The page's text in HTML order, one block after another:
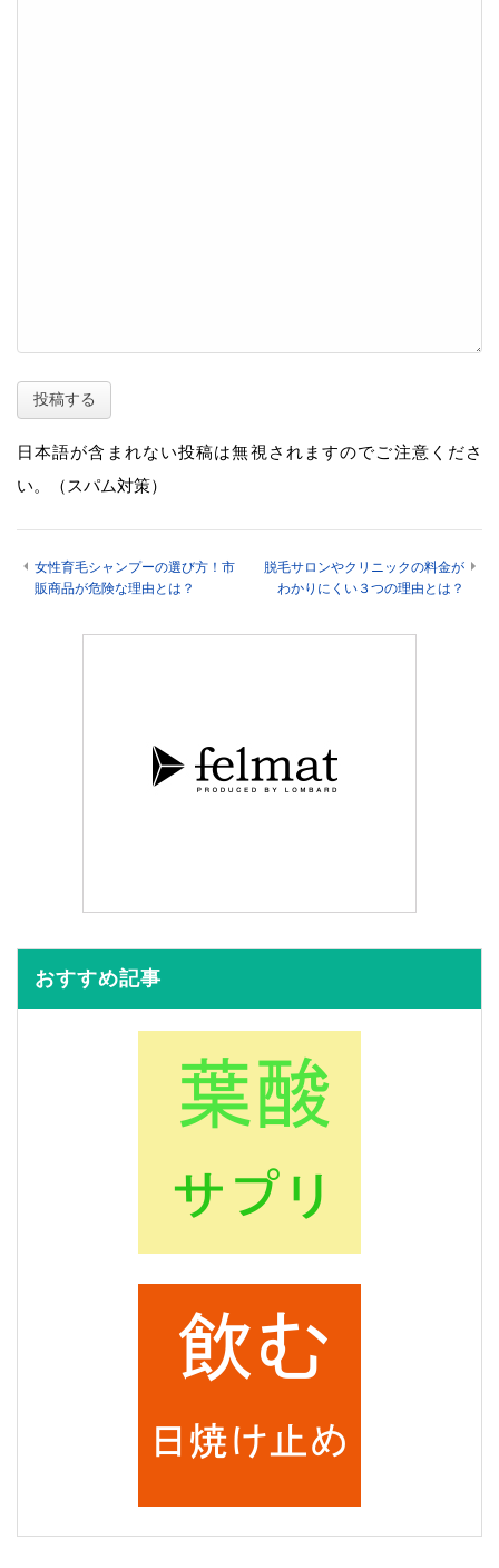
日本語が含まれない投稿は無視されますのでご注意くださ
い。（スパム対策）
女性育毛シャンプーの選び方！市
販商品が危険な理由とは？
脱毛サロンやクリニックの料金が
わかりにくい３つの理由とは？
おすすめ記事